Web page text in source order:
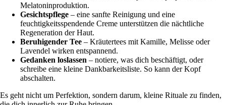
Melatoninproduktion.
Gesichtspflege – eine sanfte Reinigung und eine
feuchtigkeitsspendende Creme unterstützen die nächtliche
Regeneration der Haut.
Beruhigender Tee – Kräutertees mit Kamille, Melisse oder
Lavendel wirken entspannend.
Gedanken loslassen – notiere, was dich beschäftigt, oder
schreibe eine kleine Dankbarkeitsliste. So kann der Kopf
abschalten.
Es geht nicht um Perfektion, sondern darum, kleine Rituale zu finden,